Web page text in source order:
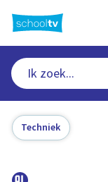
naar
hoofdinhoud
Techniek